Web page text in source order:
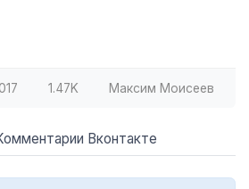
1.47K Максим Моисеев
Вконтакте